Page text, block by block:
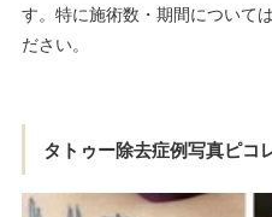
す。特に施術数・期間について
ださい。
タトゥー除去症例写真ピ